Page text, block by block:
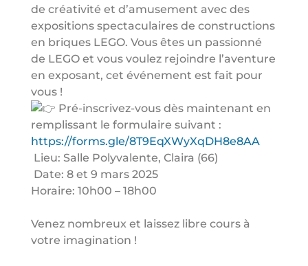
de créativité et d’amusement avec des
expositions spectaculaires de constructions
en briques LEGO. Vous êtes un passionné
de LEGO et vous voulez rejoindre l’aventure
en exposant, cet événement est fait pour
vous !
Pré-inscrivez-vous dès maintenant en
remplissant le formulaire suivant :
https://forms.gle/8T9EqXWyXqDH8e8AA
Lieu: Salle Polyvalente, Claira (66)
Date: 8 et 9 mars 2025
Horaire: 10h00 – 18h00
Venez nombreux et laissez libre cours à
votre imagination !